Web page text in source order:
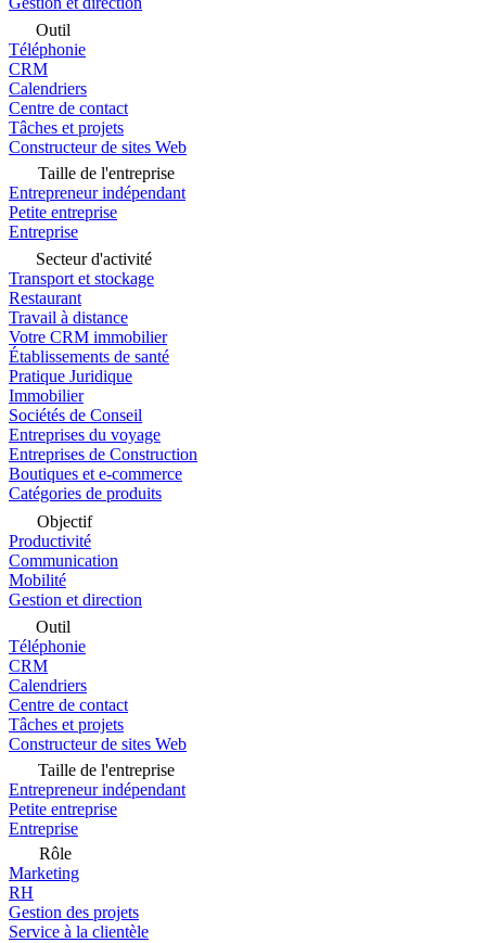
Outil
Téléphonie
CRM
Calendriers
Centre de contact
Tâches et projets
Constructeur de sites Web
Taille de l'entreprise
Entrepreneur indépendant
Petite entreprise
Entreprise
Secteur d'activité
Transport et stockage
Restaurant
Travail à distance
Votre CRM immobilier
Établissements de santé
Pratique Juridique
Immobilier
Sociétés de Conseil
Entreprises du voyage
Entreprises de Construction
Boutiques et e-commerce
Catégories de produits
Objectif
Productivité
Communication
Mobilité
Gestion et direction
Outil
Téléphonie
CRM
Calendriers
Centre de contact
Tâches et projets
Constructeur de sites Web
Taille de l'entreprise
Entrepreneur indépendant
Petite entreprise
Entreprise
Rôle
Marketing
RH
Gestion des projets
Service à la clientèle